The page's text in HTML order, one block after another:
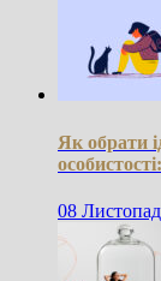
Як обрати
08